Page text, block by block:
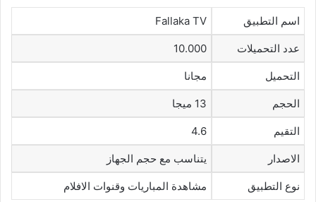
اسم التطبيق Fallaka TV
عدد التحميلات 10.000
التحميل مجانا
الحجم 13 ميجا
التقيم 4.6
الاصدار يتناسب مع حجم الجهاز
نوع التطبيق مشاهدة المباريات وقنوات الافلام